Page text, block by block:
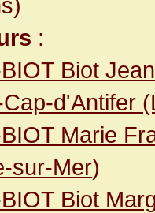
:
Biot
d'Antifer
Marie
sur-Mer)
Biot